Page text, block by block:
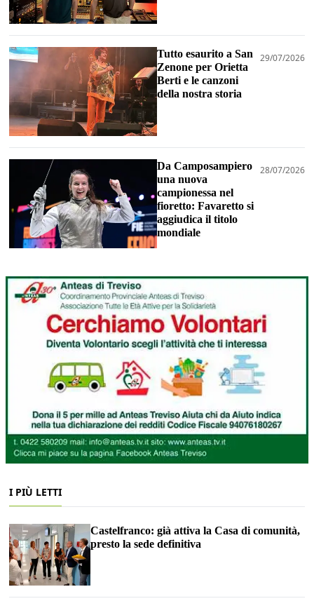
Tutto esaurito a San
Zenone per Orietta
Berti e le canzoni
della nostra storia
29/07/2026
Da Camposampiero
una nuova
campionessa nel
fioretto: Favaretto si
aggiudica il titolo
mondiale
28/07/2026
I PIÙ LETTI
Castelfranco: già attiva la Casa di comunità,
presto la sede definitiva